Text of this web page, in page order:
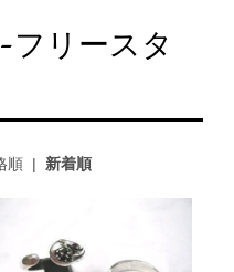
リースタ
順| 新着順